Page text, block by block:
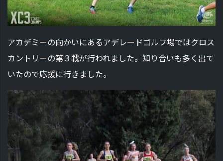
アカデミーの向かいにあるアデレードゴルフ場ではクロス
カントリーの第３戦が行われました。知り合いも多く出て
いたので応援に行きました。